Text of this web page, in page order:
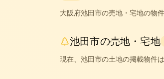
大阪府池田市の売地・宅地の物
池田市の売地・宅地
現在、 池田市の土地の掲載物件